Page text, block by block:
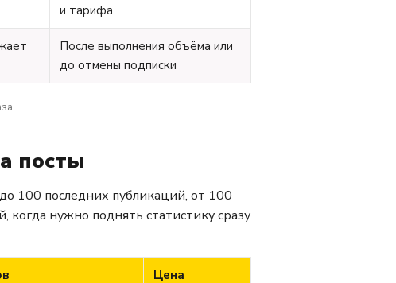
и тарифа
После выполнения объёма или
до отмены подписки
посты
100 последних публикаций, от 100
нужно поднять статистику сразу
Цена